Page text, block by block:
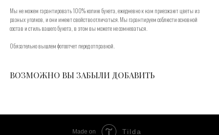
Мы не можем гарантировать 100% копию букета, ежедневно к нам приезжают цветы из
разных уголков, и они имеют свойство отличаться. Мы гарантируем соблюсти основной
состав и стиль вашего букета, в этом вы можете не сомневаться.
Обязательно вышлем фотоотчет перед отправкой.
ВОЗМОЖНО ВЫ ЗАБЫЛИ ДОБАВИТЬ
Made on Tilda